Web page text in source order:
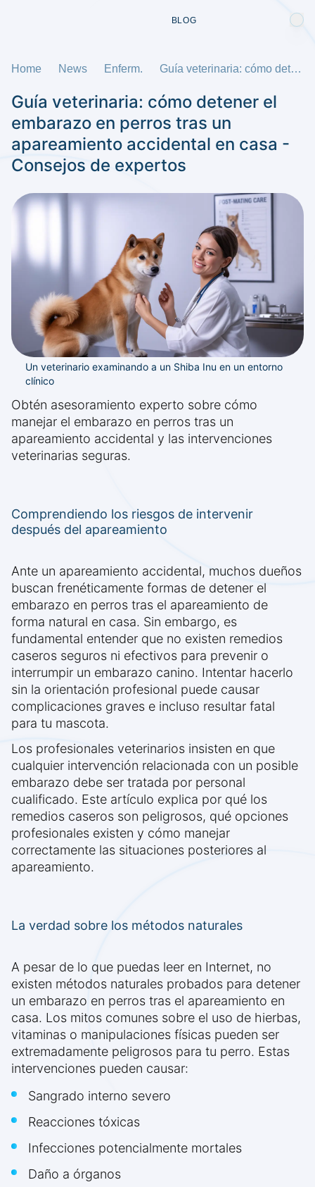
BLOG
Home News Enferm. Guía veterinaria: cómo detener el embarazo en perros tras un apareamiento accidental en casa - Consejos de expertos
Guía veterinaria: cómo detener el
embarazo en perros tras un
apareamiento accidental en casa -
Consejos de expertos
Un veterinario examinando a un Shiba Inu en un entorno
clínico
Obtén asesoramiento experto sobre cómo
manejar el embarazo en perros tras un
apareamiento accidental y las intervenciones
veterinarias seguras.
Comprendiendo los riesgos de intervenir
después del apareamiento
Ante un apareamiento accidental, muchos dueños
buscan frenéticamente formas de detener el
embarazo en perros tras el apareamiento de
forma natural en casa. Sin embargo, es
fundamental entender que no existen remedios
caseros seguros ni efectivos para prevenir o
interrumpir un embarazo canino. Intentar hacerlo
sin la orientación profesional puede causar
complicaciones graves e incluso resultar fatal
para tu mascota.
Los profesionales veterinarios insisten en que
cualquier intervención relacionada con un posible
embarazo debe ser tratada por personal
cualificado. Este artículo explica por qué los
remedios caseros son peligrosos, qué opciones
profesionales existen y cómo manejar
correctamente las situaciones posteriores al
apareamiento.
La verdad sobre los métodos naturales
A pesar de lo que puedas leer en Internet, no
existen métodos naturales probados para detener
un embarazo en perros tras el apareamiento en
casa. Los mitos comunes sobre el uso de hierbas,
vitaminas o manipulaciones físicas pueden ser
extremadamente peligrosos para tu perro. Estas
intervenciones pueden causar:
Sangrado interno severo
Reacciones tóxicas
Infecciones potencialmente mortales
Daño a órganos